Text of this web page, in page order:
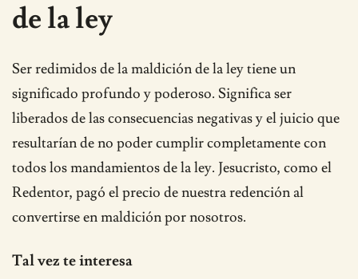
de la ley
Ser redimidos de la maldición de la ley tiene un
significado profundo y poderoso. Significa ser
liberados de las consecuencias negativas y el juicio que
resultarían de no poder cumplir completamente con
todos los mandamientos de la ley. Jesucristo, como el
Redentor, pagó el precio de nuestra redención al
convertirse en maldición por nosotros.
Tal vez te interesa